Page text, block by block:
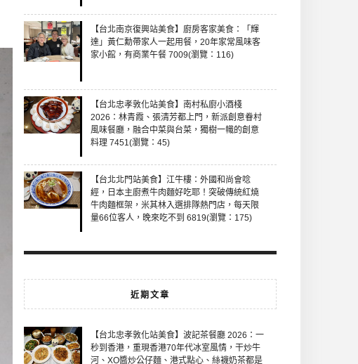
【台北南京復興站美食】廚房客家美食：「輝
達」黃仁勳帶家人一起用餐，20年家常風味客
家小館，有商業午餐 7009(瀏覽：116)
【台北忠孝敦化站美食】南村私廚小酒棧
2026：林青霞、張清芳都上門，新派創意眷村
風味餐廳，融合中菜與台菜，獨樹一幟的創意
料理 7451(瀏覽：45)
【台北北門站美食】江牛樓：外國和尚會唸
經，日本主廚煮牛肉麵好吃耶！突破傳統紅燒
牛肉麵框架，米其林入選排隊熱門店，每天限
量66位客人，晚來吃不到 6819(瀏覽：175)
近期文章
【台北忠孝敦化站美食】波記茶餐廳 2026：一
秒到香港，重現香港70年代冰室風情，干炒牛
河、XO醬炒公仔麵、港式點心、絲襪奶茶都是